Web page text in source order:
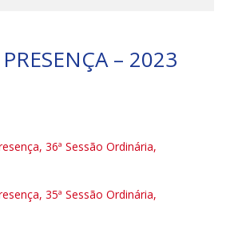
– 2023
36ª Sessão Ordinária,
35ª Sessão Ordinária,